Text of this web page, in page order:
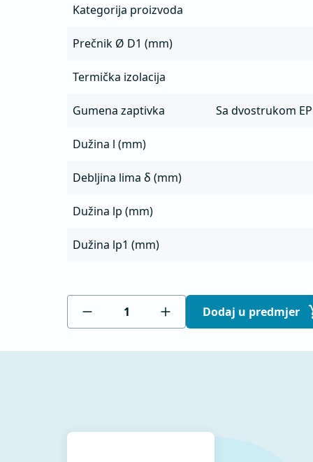
Kategorija proizvoda
Prečnik Ø D1 (mm)
Termička izolacija
Gumena zaptivka Sa dvostrukom
Dužina l (mm)
Debljina lima δ (mm)
Dužina lp (mm)
Dužina lp1 (mm)
Dodaj u predmjer